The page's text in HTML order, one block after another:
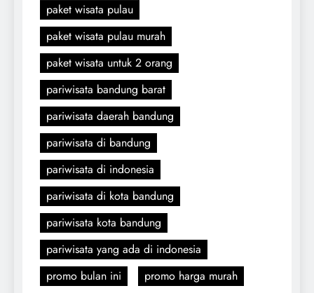
paket wisata pulau
paket wisata pulau murah
paket wisata untuk 2 orang
pariwisata bandung barat
pariwisata daerah bandung
pariwisata di bandung
pariwisata di indonesia
pariwisata di kota bandung
pariwisata kota bandung
pariwisata yang ada di indonesia
promo bulan ini
promo harga murah